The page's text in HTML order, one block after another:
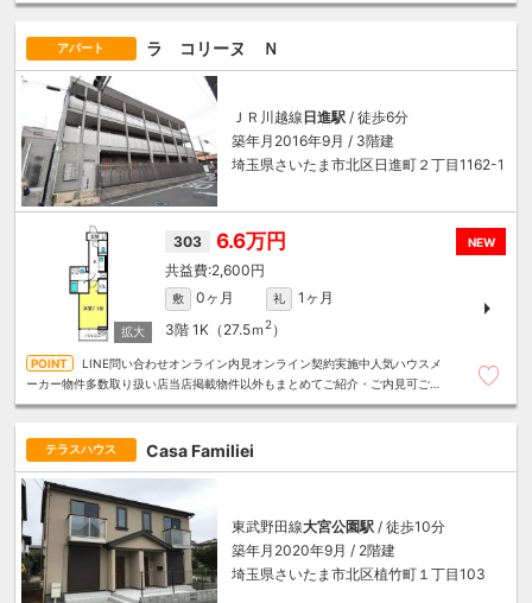
アパート ラ コリーヌ Ｎ
ＪＲ川越線 日進駅 / 徒歩6分
築年月2016年9月 / 3階建
埼玉県さいたま市北区日進町２丁目1162-1
NEW
303 6.6万円
2,600円
敷 0ヶ月 礼
1ヶ月
3階 1K（27.5ｍ 2）
LINE問い合わせオンライン内見オンライン契約実施中人気ハウスメ
ーカー物件多数取り扱い店当店掲載物件以外もまとめてご紹介・ご内見可ご予
テラスハウス Casa Familiei
東武野田線大宮公園駅 / 徒歩10分
築年月2020年9月 / 2階建
埼玉県さいたま市北区植竹町１丁目103